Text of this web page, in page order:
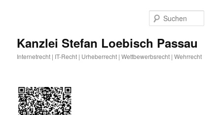
Kanzlei Stefan Loebisch Passau
Internetrecht | IT-Recht | Urheberrecht | Wettbewerbsrecht | Wehrrecht